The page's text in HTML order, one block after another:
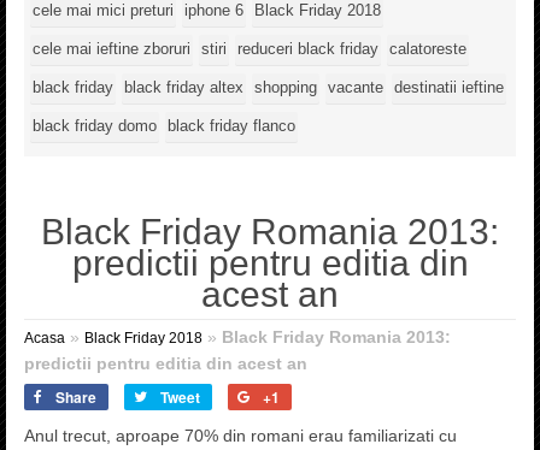
cele mai mici preturi iphone 6 Black Friday 2018
cele mai ieftine zboruri stiri reduceri black friday calatoreste
black friday black friday altex shopping vacante destinatii ieftine
black friday domo black friday flanco
Black Friday Romania 2013:
predictii pentru editia din
acest an
Acasa » Black Friday 2018 » Black Friday Romania 2013:
predictii pentru editia din acest an
Share Tweet +1
Anul trecut, aproape 70% din romani erau familiarizati cu